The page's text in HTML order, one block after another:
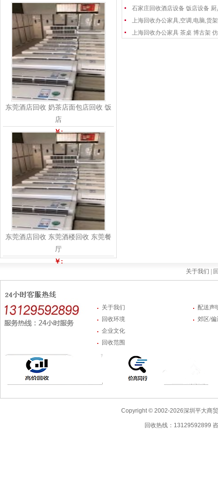
东莞酒店回收 奶茶店面包店回收 饭
店
￥:
东莞酒店回收 东莞酒楼回收 东莞餐
厅
￥:
石家庄回收酒店设备 饭店设备 厨
上海回收办公家具,空调,电脑,货
上海回收办公家具 茶桌 博古架
关于我们 |
关于我们
回收环境
企业文化
回收范围
配送声
郊区/
Copyright © 2002-2026深圳平大商
回收热线：13129592899